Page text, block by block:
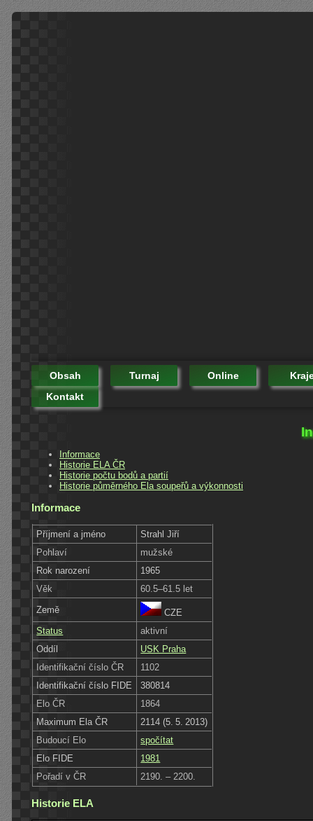
Obsah Turnaj Online
Kontakt
Informace
Historie ELA ČR
Historie počtu bodů a partií
Historie půměrného Ela soupeřů a výkonnosti
Informace
Příjmení a jméno
Strahl Jiří
Pohlaví
mužské
Rok narození
1965
Věk
60.5–61.5 let
Země
CZE
Status
aktivní
Oddíl
USK Praha
Identifikační číslo ČR
1102
Identifikační číslo FIDE
380814
Elo ČR
1864
Maximum Ela ČR
2114 (5. 5. 2013)
Budoucí Elo
spočítat
Elo FIDE
1981
Pořadí v ČR
2190. – 2200.
Historie ELA